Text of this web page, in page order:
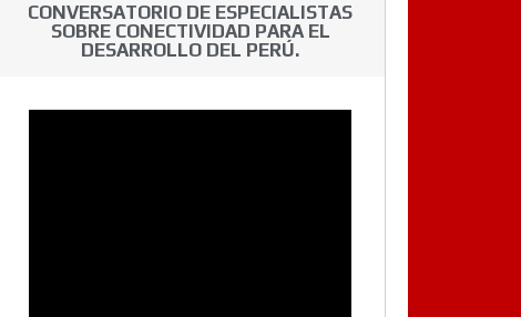
CONVERSATORIO DE ESPECIALISTAS
SOBRE CONECTIVIDAD PARA EL
DESARROLLO DEL PERÚ.